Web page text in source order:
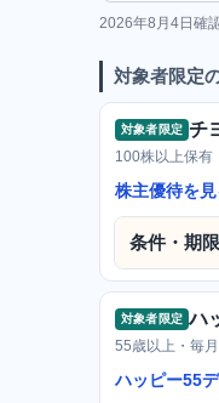
2026年8月4日確
対象者限定
対象者限定 チ
100株以上保有
株主優待を見
条件・期
対象者限定 ハ
55歳以上・毎
ハッピー55